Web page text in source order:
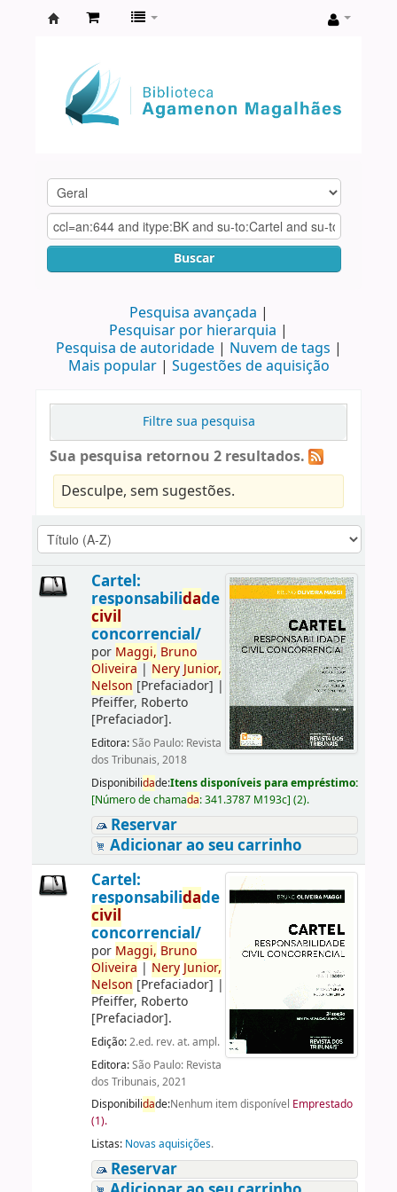
Agamenon
Magalhães
Buscar
Pesquisa avançada
Pesquisar por hierarquia
Pesquisa de autoridade
Nuvem de tags
Mais popular
Sugestões de aquisição
Filtre sua pesquisa
Sua pesquisa retornou 2 resultados.
Desculpe, sem sugestões.
Cartel:
responsabilidade
civil
concorrencial/
por Maggi, Bruno
Oliveira | Nery Junior,
Nelson [Prefaciador] |
Pfeiffer, Roberto
[Prefaciador].
Editora:São Paulo: Revista
dos Tribunais, 2018
Disponibilidade:Itens disponíveis para empréstimo:
[Número de chamada:341.3787 M193c] (2).
Reservar
Adicionar ao seu carrinho
Cartel:
responsabilidade
civil
concorrencial/
por Maggi, Bruno
Oliveira | Nery Junior,
Nelson [Prefaciador] |
Pfeiffer, Roberto
[Prefaciador].
Edição:2.ed. rev. at. ampl.
Editora:São Paulo: Revista
dos Tribunais, 2021
Disponibilidade:Nenhum item disponível Emprestado
(1).
Listas: Novas aquisições.
Reservar